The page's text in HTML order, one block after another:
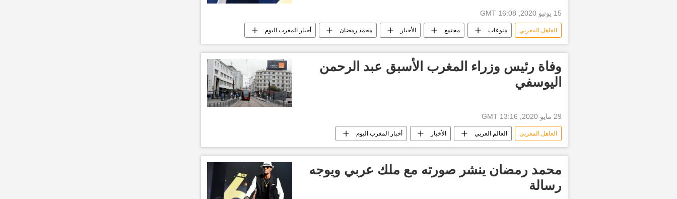
15 يونيو 2020, 16:08 GMT
العاهل المغربي منوعات مجتمع الأخبار محمد رمضان أخبار المغرب اليوم
وفاة رئيس وزراء المغرب الأسبق عبد الرحمن
اليوسفي
29 مايو 2020, 13:16 GMT
العاهل المغربي العالم العربي الأخبار أخبار المغرب اليوم
محمد رمضان ينشر صورته مع ملك عربي ويوجه
رسالة